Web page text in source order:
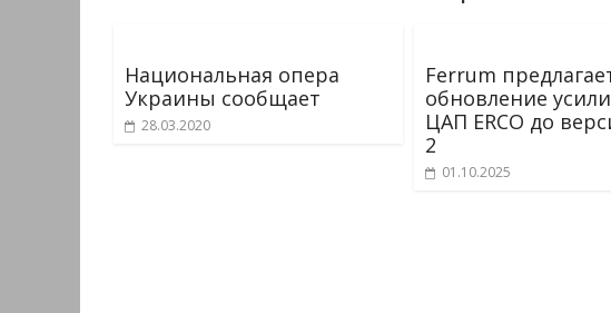
Национальная опера
Украины сообщает
28.03.2020
Ferrum
обновление
ЦАП ERCO до
2
01.10.2025